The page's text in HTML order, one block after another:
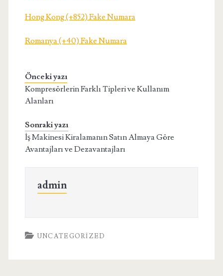
Hong Kong (+852) Fake Numara
Romanya (+40) Fake Numara
Önceki yazı
Kompresörlerin Farklı Tipleri ve Kullanım
Alanları
Sonraki yazı
İş Makinesi Kiralamanın Satın Almaya Göre
Avantajları ve Dezavantajları
admin
UNCATEGORIZED